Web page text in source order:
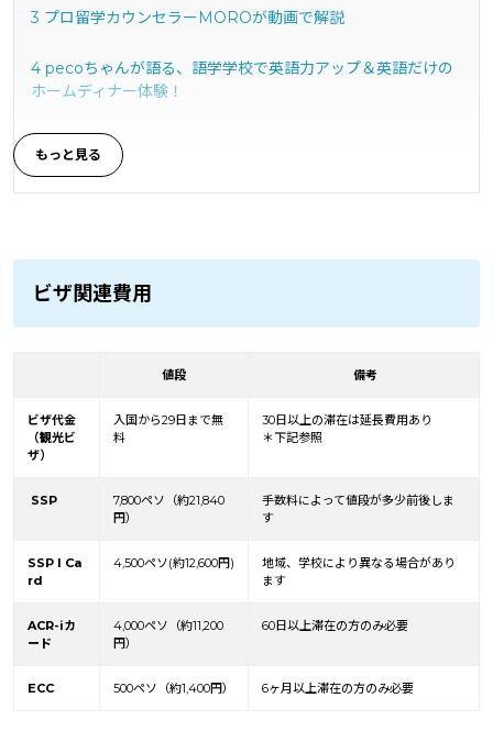
3 プロ留学カウンセラーMOROが動画で解説
4 pecoちゃんが語る、語学学校で英語力アップ＆英語だけの
ホームディナー体験！
ビザ関連費用
値段 備考
ビザ代金
（観光ビ
ザ）
入国から29日まで無
料
30日以上の滞在は延長費用あり
＊下記参照
SSP
7,800ペソ（約21,840
円）
手数料によって値段が多少前後しま
す
SSP I Ca
rd
4,500ペソ(約12,600円)
地域、学校により異なる場合があり
ます
ACR-iカ
ード
4,000ペソ（約11,200
円）
60日以上滞在の方のみ必要
ECC 500ペソ（約1,400円） 6ヶ月以上滞在の方のみ必要